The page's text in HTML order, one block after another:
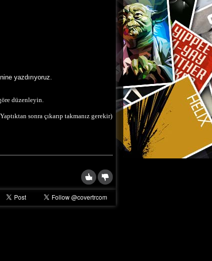
yazdırıyoruz.
düzenleyin.
sonra çıkarıp takmanız gerekir)